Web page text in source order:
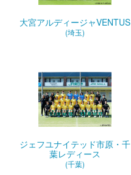
大宮アルディージャVENTUS
(埼玉)
ジェフユナイテッド市原・千
葉レディース
(千葉)